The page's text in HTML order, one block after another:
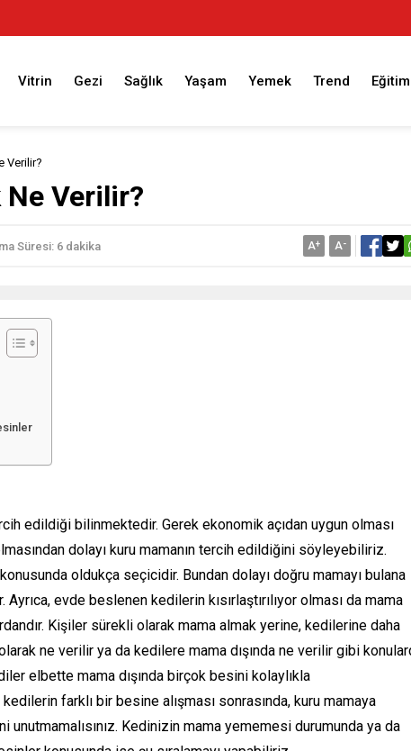
Vitrin Gezi Sağlık Yaşam Yemek Trend Eğitim
Verilir?
Ne Verilir?
Süresi: 6 dakika A+ A-
edildiği bilinmektedir. Gerek ekonomik açıdan uygun olması
dolayı kuru mamanın tercih edildiğini söyleyebiliriz.
oldukça seçicidir. Bundan dolayı doğru mamayı bulana
evde beslenen kedilerin kısırlaştırılıyor olması da mama
Kişiler sürekli olarak mama almak yerine, kedilerine daha
ne verilir ya da kedilere mama dışında ne verilir gibi
elbette mama dışında birçok besini kolaylıkla
farklı bir besine alışması sonrasında, kuru mamaya
Kedinizin mama yememesi durumunda ya da